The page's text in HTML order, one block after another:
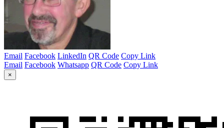
Email Facebook LinkedIn QR Code Copy Link
Email Facebook Whatsapp QR Code Copy Link
×